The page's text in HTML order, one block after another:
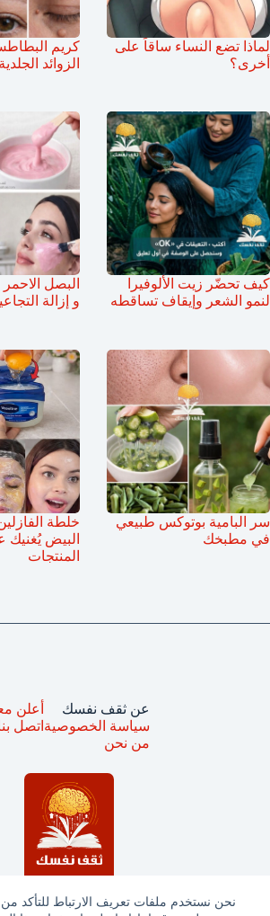
نحن نستخدم ملفات تعريف الارتباط للتأكد
لماذا تضع النساء ساقاً على
أخرى؟
كريم
الزوائد الجلدية
كيف تحضّر زيت الألوفيرا
لنمو الشعر وإيقاف تساقطه
البصل الاحمر
و إزالة
سر البامية بوتوكس طبيعي
في مطبخك
خلطة
البيض يُغنيك
المنتجات
عن ثقف نفسك
سياسة الخصوصية
من نحن
أعلن
اتصل